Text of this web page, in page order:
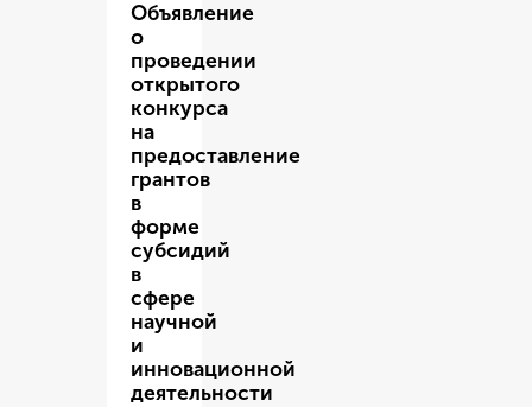
Объявление
о
проведении
открытого
конкурса
на
предоставление
грантов
в
форме
субсидий
в
сфере
научной
и
инновационной
деятельности